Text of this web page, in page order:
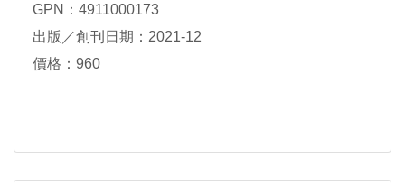
GPN：4911000173
出版／創刊日期：2021-12
價格：960